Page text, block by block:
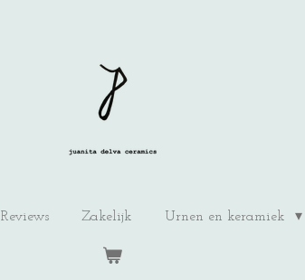
Reviews Zakelijk Urnen en keramiek